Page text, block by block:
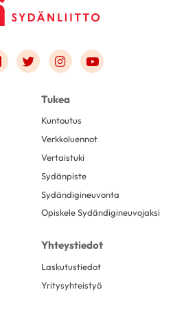
Link to facebook
Link to twitter
Link to instagram
Link to youtube
Tukea
Kuntoutus
Verkkoluennot
Vertaistuki
Sydänpiste
Sydändigineuvonta
Opiskele Sydändigineuvojaksi
Yhteystiedot
Laskutustiedot
Yritysyhteistyö